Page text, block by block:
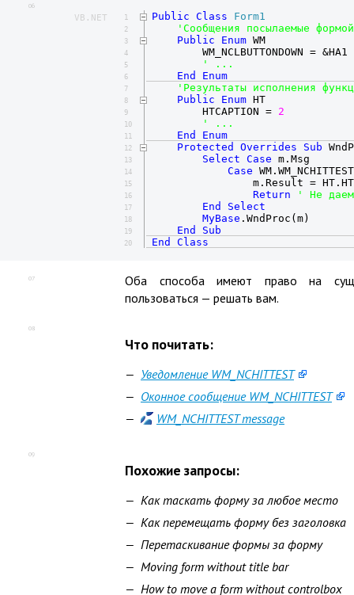
06
VB.NET
1
2
3
4
5
6
7
8
9
10
11
12
13
14
15
16
17
18
19
20
Public Class
Form1
'Сообщения посылаемые
Public
Enum WM
        WM_NCLBUTTONDOWN = &HA1
' ...
End
Enum
'Результаты исполнения
Public
Enum HT
        HTCAPTION =
2
' ...
End
Enum
Protected
Overrides Sub
Select Case m.Msg
Case
m.Result =
Return
' Не даем
End
Select
MyBase .WndProc(m)
End
Sub
End
Class
07
Оба способа имеют право на
пользоваться — решать вам.
08
Что почитать:
Уведомление WM_NCHITTEST
Оконное сообщение WM_NCHITTEST
WM_NCHITTEST message
09
Похожие запросы:
Как таскать форму за любое место
Как перемещать форму без заголовка
Перетаскивание формы за форму
Moving form without title bar
How to move a form without controlbox